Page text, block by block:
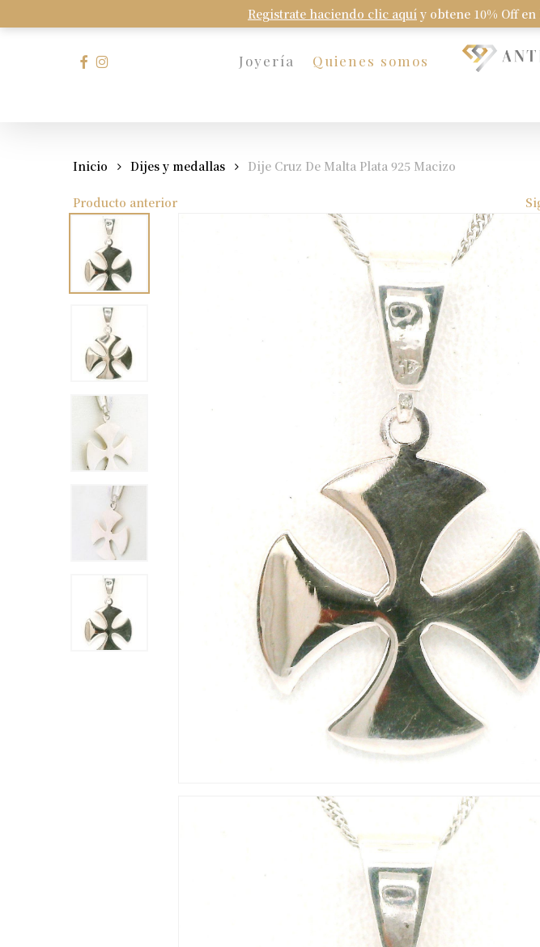
Registrate haciendo clic aquí y obtene 10% Off
to
Joyería Quienes somos
facebook
instagram
Inicio Dijes y medallas Dije Cruz De Malta Plata 925 Macizo
Producto anterior